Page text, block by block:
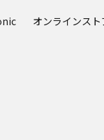
オンラインスト